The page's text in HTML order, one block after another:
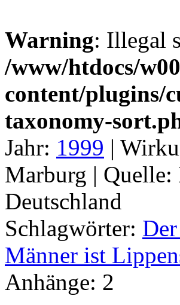
Warning: Illegal
/www/htdocs/
content/plugins/
taxonomy-
Jahr: 1999 |
Marburg | Quelle:
Deutschland
Schlagwörter:
Männer ist
Anhänge: 2